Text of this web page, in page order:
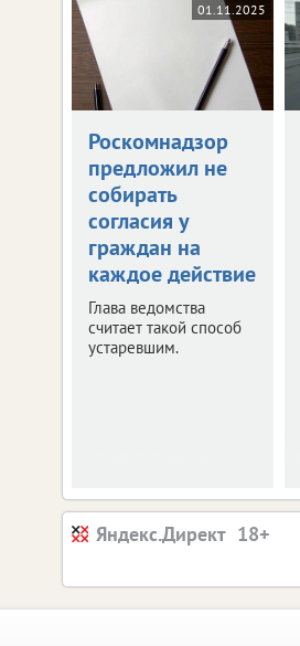
01.11.2025
Роскомнадзор
предложил не
собирать
согласия у
граждан на
каждое действие
Глава ведомства
считает такой способ
устаревшим.
Яндекс.Директ